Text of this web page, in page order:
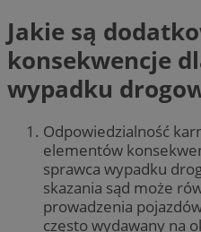
Jakie są
konsekwencje
wypadku
Odpowiedzialność
elementów
sprawca wypadku
skazania sąd może
prowadzenia
często wydawany na